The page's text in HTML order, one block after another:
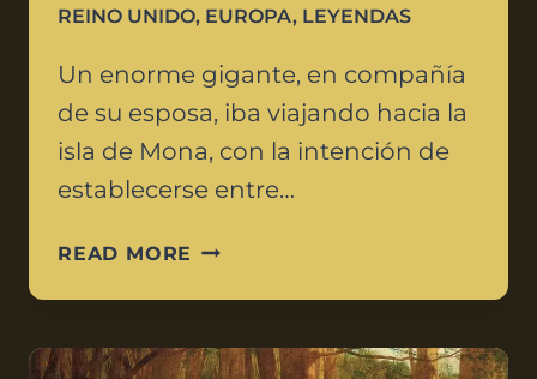
REINO UNIDO, EUROPA, LEYENDAS
Un enorme gigante, en compañía
de su esposa, iba viajando hacia la
isla de Mona, con la intención de
establecerse entre…
READ MORE